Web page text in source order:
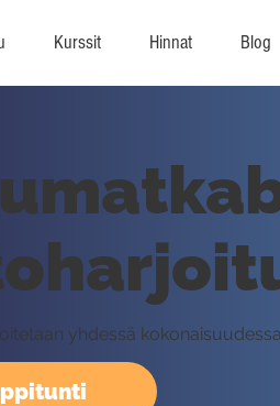
Kurssit Hinnat Blog
yhdessä